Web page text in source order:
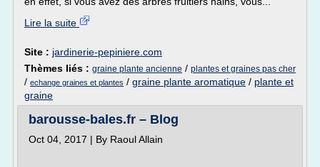
Lire la suite
Site : jardinerie-pepiniere.com
Thèmes liés : graine plante ancienne / plantes et graines pas cher
/ echange graines et plantes / graine plante aromatique / plante et
graine
barousse-bales.fr – Blog
Oct 04, 2017 | By Raoul Allain